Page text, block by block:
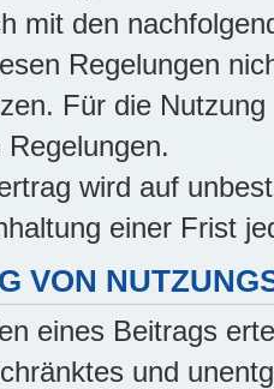
mit den
Regelungen
Für die
wird auf
einer Frist
VON
eines Beitrags
und